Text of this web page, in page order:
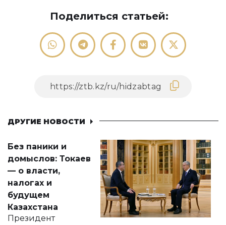
Поделиться статьей:
ДРУГИЕ НОВОСТИ
Без паники и
домыслов: Токаев
— о власти,
налогах и
будущем
Казахстана
Президент